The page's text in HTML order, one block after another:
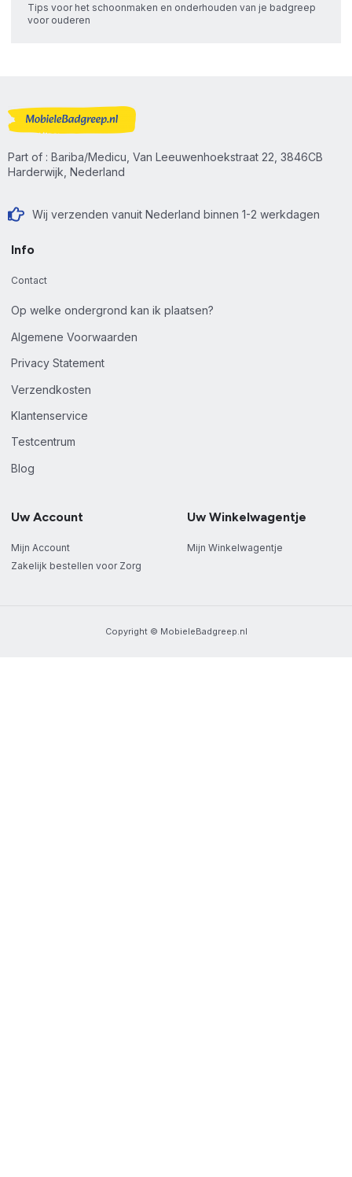
Tips voor het schoonmaken en onderhouden van je badgreep
voor ouderen
Part of : Bariba/Medicu, Van Leeuwenhoekstraat 22, 3846CB
Harderwijk, Nederland
Wij verzenden vanuit Nederland binnen 1-2 werkdagen
Info
Contact
Op welke ondergrond kan ik plaatsen?
Algemene Voorwaarden
Privacy Statement
Verzendkosten
Klantenservice
Testcentrum
Blog
Uw Account
Mijn Account
Zakelijk bestellen voor Zorg
Uw Winkelwagentje
Mijn Winkelwagentje
Copyright © MobieleBadgreep.nl